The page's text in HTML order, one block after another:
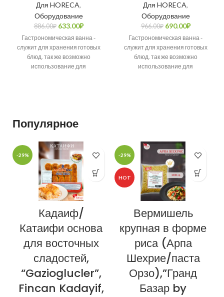
Для HORECA,
Оборудование
886.00₽ 633.00₽
Гастрономическая ванна -
служит для хранения готовых
блюд. так же возможно
использование для
Для HORECA,
Оборудование
966.00₽ 690.00₽
Гастрономическая ванна -
служит для хранения готовых
блюд. так же возможно
использование для
Популярное
-29%
Кадаиф/
Катаифи основа
для восточных
сладостей,
“Gazioglucler”,
Fincan Kadayif,
-29%
HOT
Вермишель
крупная в форме
риса (Арпа
Шехрие/паста
Орзо),”Гранд
Базар by